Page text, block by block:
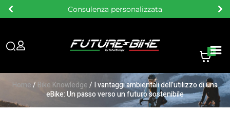
Consulenza personalizzata
0
Home/Bike Knowledge/ I vantaggi ambientali dell’utilizzo di una
eBike: Un passo verso un futuro sostenibile